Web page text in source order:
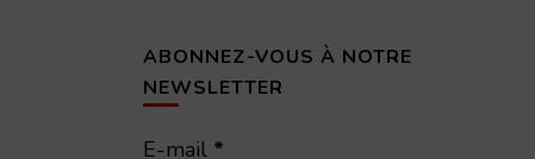
ABONNEZ-VOUS À NOTRE
NEWSLETTER
E-mail *